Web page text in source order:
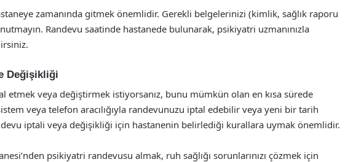
zamanında gitmek önemlidir. Gerekli belgelerinizi (kimlik, sağlık raporu
Randevu saatinde hastanede bulunarak, psikiyatri uzmanınızla
Değişikliği
etmek veya değiştirmek istiyorsanız, bunu mümkün olan en kısa sürede
veya telefon aracılığıyla randevunuzu iptal edebilir veya yeni bir tarih
iptali veya değişikliği için hastanenin belirlediği kurallara uymak önemlidir.
psikiyatri randevusu almak, ruh sağlığı sorunlarınızı çözmek için